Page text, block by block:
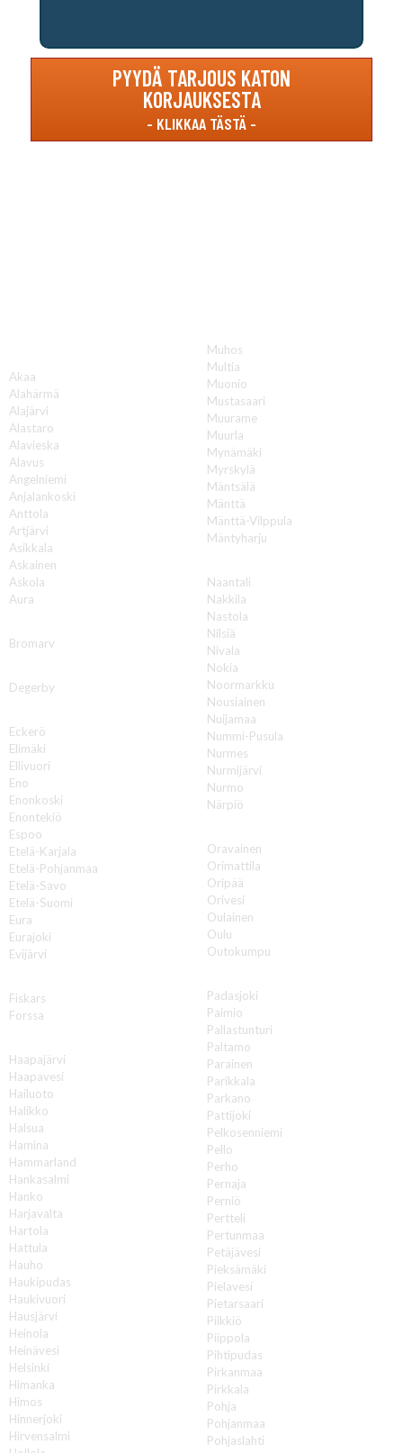
PYYDÄ TARJOUS KATON
KORJAUKSESTA
Akaa
Alahärmä
Alajärvi
Alastaro
Alavieska
Alavus
Angelniemi
Anjalankoski
Anttola
Artjärvi
Asikkala
Askainen
Askola
Aura
Bromarv
Degerby
Eckerö
Elimäki
Ellivuori
Eno
Enonkoski
Enontekiö
Espoo
Etelä-Karjala
Etelä-Pohjanmaa
Etelä-Savo
Etelä-Suomi
Eura
Eurajoki
Evijärvi
Fiskars
Forssa
Haapajärvi
Haapavesi
Hailuoto
Halikko
Halsua
Hamina
Hammarland
Hankasalmi
Hanko
Harjavalta
Hartola
Hattula
Hauho
Haukipudas
Haukivuori
Hausjärvi
Heinola
Heinävesi
Helsinki
Himanka
Himos
Hinnerjoki
Hirvensalmi
Muhos
Multia
Muonio
Mustasaari
Muurame
Muurla
Mynämäki
Myrskylä
Mäntsälä
Mänttä
Mänttä-Vilppula
Mäntyharju
Naantali
Nakkila
Nastola
Nilsiä
Nivala
Nokia
Noormarkku
Nousiainen
Nuijamaa
Nummi-Pusula
Nurmes
Nurmijärvi
Nurmo
Närpiö
Oravainen
Orimattila
Oripää
Orivesi
Oulainen
Oulu
Outokumpu
Padasjoki
Paimio
Pallastunturi
Paltamo
Parainen
Parikkala
Parkano
Pattijoki
Pelkosenniemi
Pello
Perho
Pernaja
Perniö
Pertteli
Pertunmaa
Petäjävesi
Pieksämäki
Pielavesi
Pietarsaari
Piikkiö
Piippola
Pihtipudas
Pirkanmaa
Pirkkala
Pohja
Pohjanmaa
Pohjaslahti